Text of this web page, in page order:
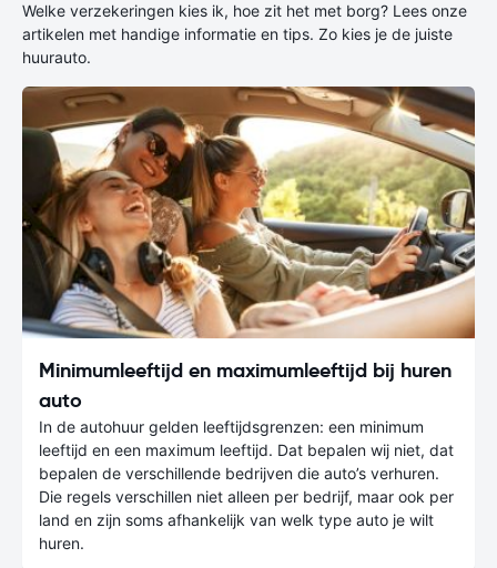
Welke verzekeringen kies ik, hoe zit het met borg? Lees onze
artikelen met handige informatie en tips. Zo kies je de juiste
huurauto.
Minimumleeftijd en maximumleeftijd bij huren
auto
In de autohuur gelden leeftijdsgrenzen: een minimum
leeftijd en een maximum leeftijd. Dat bepalen wij niet, dat
bepalen de verschillende bedrijven die auto’s verhuren.
Die regels verschillen niet alleen per bedrijf, maar ook per
land en zijn soms afhankelijk van welk type auto je wilt
huren.